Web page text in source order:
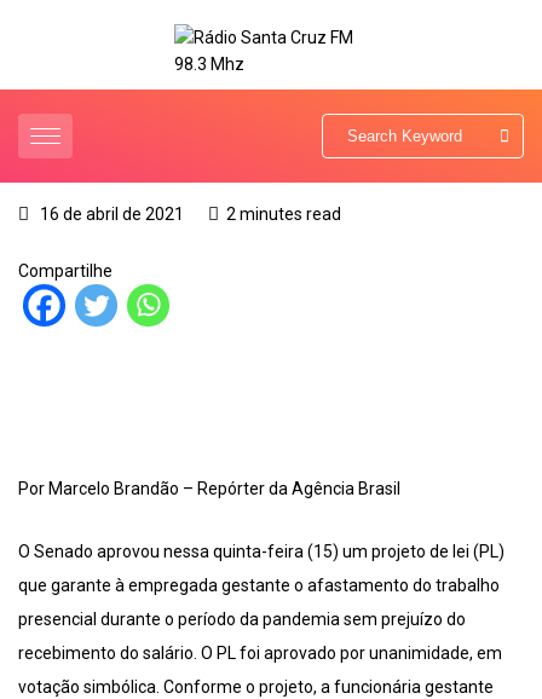
16 de abril de 2021 2 minutes read
Compartilhe
Por Marcelo Brandão – Repórter da Agência Brasil
O Senado aprovou nessa quinta-feira (15) um projeto de lei (PL)
que garante à empregada gestante o afastamento do trabalho
presencial durante o período da pandemia sem prejuízo do
recebimento do salário. O PL foi aprovado por unanimidade, em
votação simbólica. Conforme o projeto, a funcionária gestante